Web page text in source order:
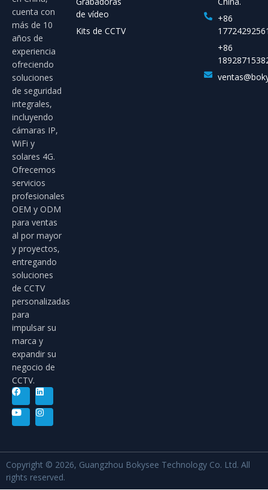
cuenta con
más de 10
años de
experiencia
ofreciendo
soluciones
de seguridad
integrales,
incluyendo
cámaras IP,
WiFi y
solares 4G.
Ofrecemos
servicios
profesionales
OEM y ODM
para ventas
al por mayor
y proyectos,
entregando
soluciones
de CCTV
personalizadas
para
impulsar su
marca y
expandir su
negocio de
CCTV.
de vídeo
Kits de CCTV
+86
+86
Copyright © 2026, Guangzhou Bokysee Technology Co. Ltd. All
rights reserved.